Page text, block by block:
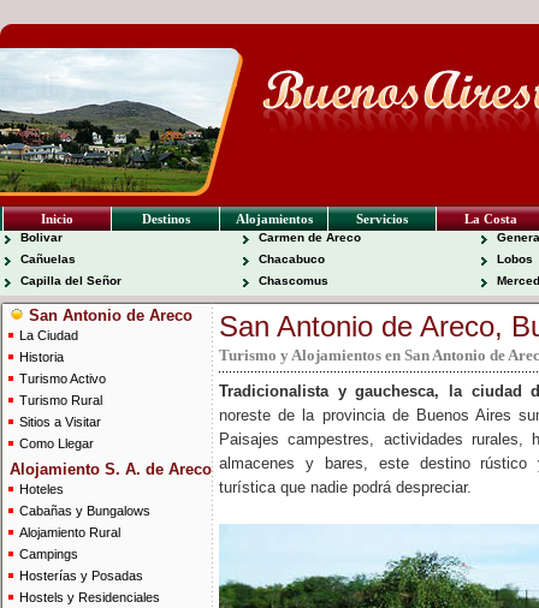
Inicio Destinos Alojamientos Servicios La Costa
Bolivar
Cañuelas
Capilla del Señor
Carmen de Areco
Chacabuco
Chascomus
Lobos
San Antonio de Areco
La Ciudad
Historia
Turismo Activo
Turismo Rural
Sitios a Visitar
Como Llegar
Alojamiento S. A. de Areco
Hoteles
Cabañas y Bungalows
Alojamiento Rural
Campings
Hosterías y Posadas
Hostels y Residenciales
San Antonio de Areco,
Turismo y Alojamientos en San Antonio de
Tradicionalista y gauchesca, la ciudad
noreste de la provincia de Buenos Aires
Paisajes campestres, actividades rurales,
almacenes y bares, este destino rústico
turística que nadie podrá despreciar.